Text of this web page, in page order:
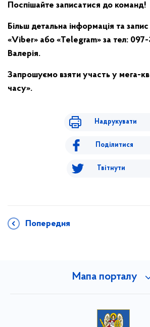
Поспішайте записатися до команд!
Більш детальна інформація та
«Viber» або «Telegram» за тел:
Валерія.
Запрошуємо взяти участь у мега-
часу».
Надрукувати
Поділитися
Твітнути
Попередня
Мапа порталу